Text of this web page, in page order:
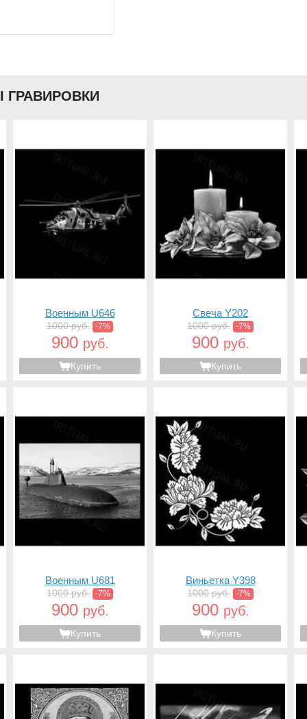
ГРАВИРОВКИ
Военным U646
1000 руб. -7%
900 руб.
Купить
Свеча Y202
1000 руб. -7%
900 руб.
Купить
Военным U681
1000 руб. -7%
900 руб.
Купить
Виньетка Y398
1000 руб. -7%
900 руб.
Купить